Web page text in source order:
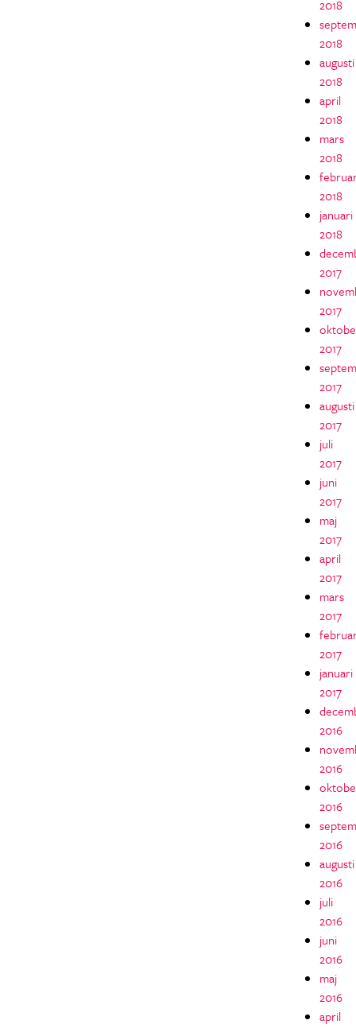
2018
2018
augusti
2018
april
2018
mars
2018
2018
januari
2018
2017
2017
2017
2017
augusti
2017
juli
2017
juni
2017
maj
2017
april
2017
mars
2017
2017
januari
2017
2016
2016
2016
2016
augusti
2016
juli
2016
juni
2016
maj
2016
april